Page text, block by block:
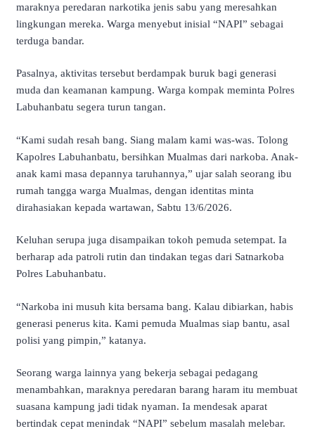
maraknya peredaran narkotika jenis sabu yang meresahkan
lingkungan mereka. Warga menyebut inisial “NAPI” sebagai
terduga bandar.
Pasalnya, aktivitas tersebut berdampak buruk bagi generasi
muda dan keamanan kampung. Warga kompak meminta Polres
Labuhanbatu segera turun tangan.
“Kami sudah resah bang. Siang malam kami was-was. Tolong
Kapolres Labuhanbatu, bersihkan Mualmas dari narkoba. Anak-
anak kami masa depannya taruhannya,” ujar salah seorang ibu
rumah tangga warga Mualmas, dengan identitas minta
dirahasiakan kepada wartawan, Sabtu 13/6/2026.
Keluhan serupa juga disampaikan tokoh pemuda setempat. Ia
berharap ada patroli rutin dan tindakan tegas dari Satnarkoba
Polres Labuhanbatu.
“Narkoba ini musuh kita bersama bang. Kalau dibiarkan, habis
generasi penerus kita. Kami pemuda Mualmas siap bantu, asal
polisi yang pimpin,” katanya.
Seorang warga lainnya yang bekerja sebagai pedagang
menambahkan, maraknya peredaran barang haram itu membuat
suasana kampung jadi tidak nyaman. Ia mendesak aparat
bertindak cepat menindak “NAPI” sebelum masalah melebar.